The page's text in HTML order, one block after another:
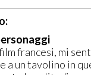
francesi, mi
a un tavolino in